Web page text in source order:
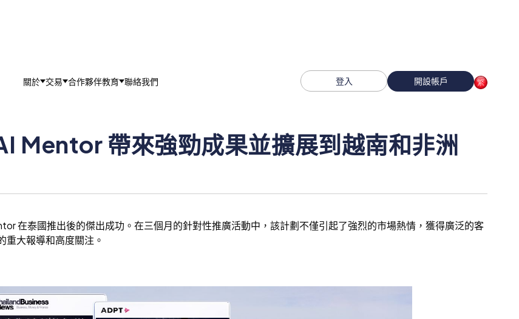
關於 交易 合作夥伴教育 聯絡我們 登入 開設帳戶
Mentor 帶來強勁成果並擴展到越南和非洲
在泰國推出後的傑出成功。在三個月的針對性推廣活動中，該計劃不僅引起了強烈的市場熱情，獲得廣泛的客
重大報導和高度關注。